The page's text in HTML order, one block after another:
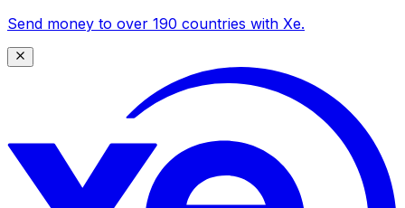
Send money to over 190 countries with Xe.